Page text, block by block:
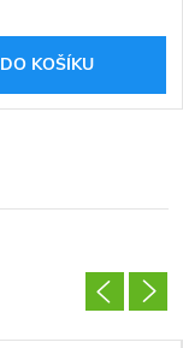
DO KOŠÍKU